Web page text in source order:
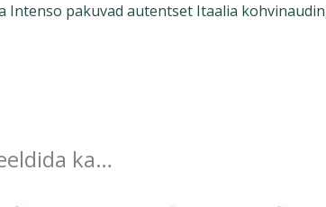
Intenso pakuvad autentset Itaalia
ka…